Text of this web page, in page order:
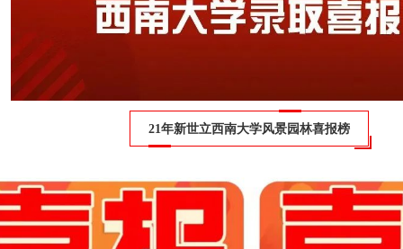
21年新世立西南大学风景园林喜报榜